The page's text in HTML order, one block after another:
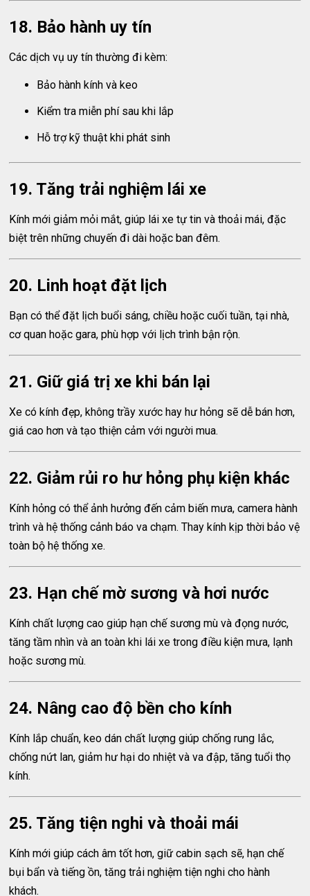
18. Bảo hành uy tín
Các dịch vụ uy tín thường đi kèm:
Bảo hành kính và keo
Kiểm tra miễn phí sau khi lắp
Hỗ trợ kỹ thuật khi phát sinh
19. Tăng trải nghiệm lái xe
Kính mới giảm mỏi mắt, giúp lái xe tự tin và thoải mái, đặc
biệt trên những chuyến đi dài hoặc ban đêm.
20. Linh hoạt đặt lịch
Bạn có thể đặt lịch buổi sáng, chiều hoặc cuối tuần, tại nhà,
cơ quan hoặc gara, phù hợp với lịch trình bận rộn.
21. Giữ giá trị xe khi bán lại
Xe có kính đẹp, không trầy xước hay hư hỏng sẽ dễ bán hơn,
giá cao hơn và tạo thiện cảm với người mua.
22. Giảm rủi ro hư hỏng phụ kiện khác
Kính hỏng có thể ảnh hưởng đến cảm biến mưa, camera hành
trình và hệ thống cảnh báo va chạm. Thay kính kịp thời bảo vệ
toàn bộ hệ thống xe.
23. Hạn chế mờ sương và hơi nước
Kính chất lượng cao giúp hạn chế sương mù và đọng nước,
tăng tầm nhìn và an toàn khi lái xe trong điều kiện mưa, lạnh
hoặc sương mù.
24. Nâng cao độ bền cho kính
Kính lắp chuẩn, keo dán chất lượng giúp chống rung lắc,
chống nứt lan, giảm hư hại do nhiệt và va đập, tăng tuổi thọ
kính.
25. Tăng tiện nghi và thoải mái
Kính mới giúp cách âm tốt hơn, giữ cabin sạch sẽ, hạn chế
bụi bẩn và tiếng ồn, tăng trải nghiệm tiện nghi cho hành
khách.